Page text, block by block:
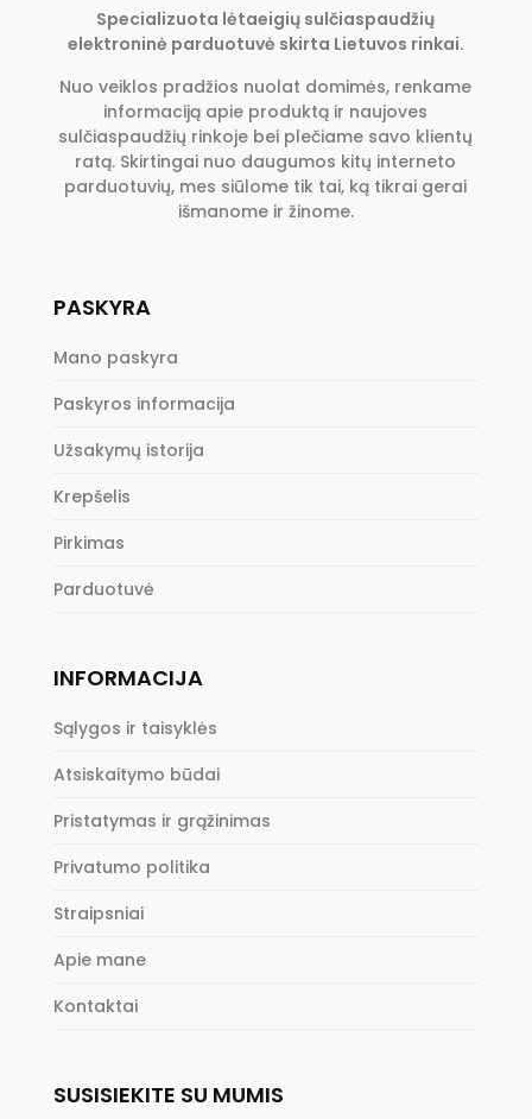
Specializuota lėtaeigių sulčiaspaudžių
elektroninė parduotuvė skirta Lietuvos rinkai.
Nuo veiklos pradžios nuolat domimės, renkame
informaciją apie produktą ir naujoves
sulčiaspaudžių rinkoje bei plečiame savo klientų
ratą. Skirtingai nuo daugumos kitų interneto
parduotuvių, mes siūlome tik tai, ką tikrai gerai
išmanome ir žinome.
PASKYRA
Mano paskyra
Paskyros informacija
Užsakymų istorija
Krepšelis
Pirkimas
Parduotuvė
INFORMACIJA
Sąlygos ir taisyklės
Atsiskaitymo būdai
Pristatymas ir grąžinimas
Privatumo politika
Straipsniai
Apie mane
Kontaktai
SUSISIEKITE SU MUMIS